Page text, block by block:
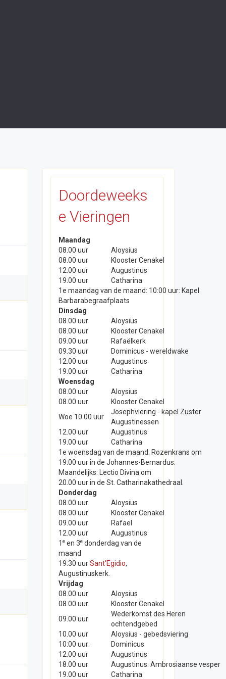
Doordeweeks
e Vieringen
Maandag
08.00 uur
Aloysius
08.00 uur
Klooster Cenakel
12.00 uur
Augustinus
19.00 uur
Catharina
1e maandag van de maand: 10:00 uur: Kapel
Barbarabegraafplaats
Dinsdag
08.00 uur
Aloysius
08.00 uur
Klooster Cenakel
09.00 uur
Rafaëlkerk
09.30 uur
Dominicus - wereldwake
12.00 uur
Augustinus
19.00 uur
Catharina
Woensdag
08.00 uur
Aloysius
08.00 uur
Klooster Cenakel
Woe 10.00 uur
Josephviering - kapel Zuster
Augustinessen
12.00 uur
Augustinus
19.00 uur
Catharina
1e woensdag van de maand: Rozenkrans om
19.00 uur in de Johannes-Bernardus.
Maandelijks: Lectio Divina om
20.00 uur in de St. Catharinakathedraal.
Donderdag
08.00 uur
Aloysius
08.00 uur
Klooster Cenakel
09.00 uur
Rafael
12.00 uur
Augustinus
1 een 3edonderdag van de
maand
19.30 uurSant'Egidio,
Augustinuskerk.
Vrijdag
08.00 uur
Aloysius
08.00 uur
Klooster Cenakel
09.00 uur
Wederkomst des Heren
ochtendgebed
10.00 uur
Aloysius - gebedsviering
10:00 uur:
Dominicus
12.00 uur
Augustinus
18.00 uur
Augustinus: Ambrosiaanse vesper
19.00 uur
Catharina